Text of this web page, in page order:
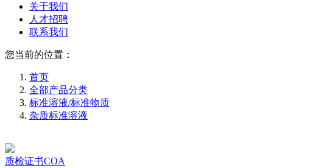
关于我们
人才招聘
联系我们
您当前的位置：
首页
全部产品分类
标准溶液/标准物质
杂质标准溶液
质检证书COA